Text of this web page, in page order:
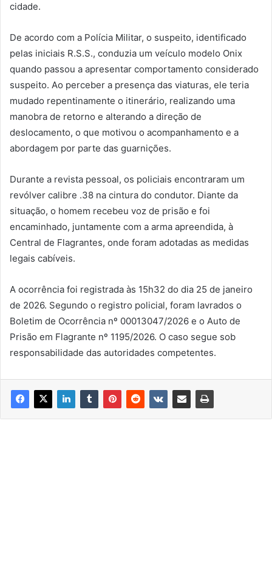
cidade.
De acordo com a Polícia Militar, o suspeito, identificado
pelas iniciais R.S.S., conduzia um veículo modelo Onix
quando passou a apresentar comportamento considerado
suspeito. Ao perceber a presença das viaturas, ele teria
mudado repentinamente o itinerário, realizando uma
manobra de retorno e alterando a direção de
deslocamento, o que motivou o acompanhamento e a
abordagem por parte das guarnições.
Durante a revista pessoal, os policiais encontraram um
revólver calibre .38 na cintura do condutor. Diante da
situação, o homem recebeu voz de prisão e foi
encaminhado, juntamente com a arma apreendida, à
Central de Flagrantes, onde foram adotadas as medidas
legais cabíveis.
A ocorrência foi registrada às 15h32 do dia 25 de janeiro
de 2026. Segundo o registro policial, foram lavrados o
Boletim de Ocorrência nº 00013047/2026 e o Auto de
Prisão em Flagrante nº 1195/2026. O caso segue sob
responsabilidade das autoridades competentes.